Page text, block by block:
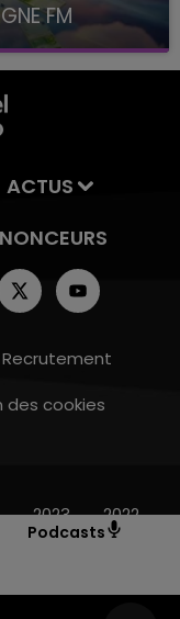
Podcasts
FM
8H10
ACTUS
Recrutement
des cookies
2023 2022